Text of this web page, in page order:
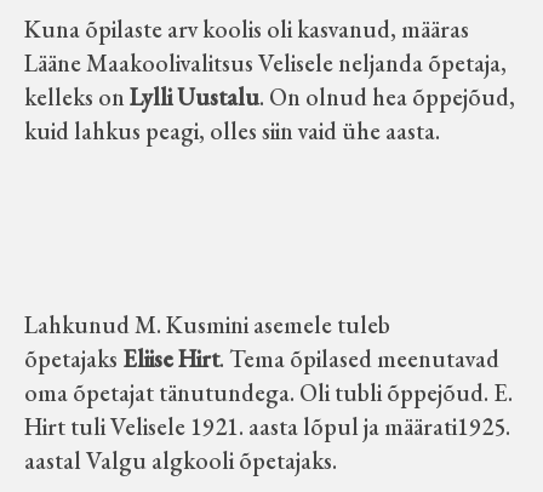
Kuna õpilaste arv koolis oli kasvanud, määras
Lääne Maakoolivalitsus Velisele neljanda õpetaja,
kelleks onLylli Uustalu. On olnud hea õppejõud,
kuid lahkus peagi, olles siin vaid ühe aasta.
Lahkunud M. Kusmini asemele tuleb
õpetajaks Eliise Hirt. Tema õpilased meenutavad
oma õpetajat tänutundega. Oli tubli õppejõud. E.
Hirt tuli Velisele 1921. aasta lõpul ja määrati1925.
aastal Valgu algkooli õpetajaks.